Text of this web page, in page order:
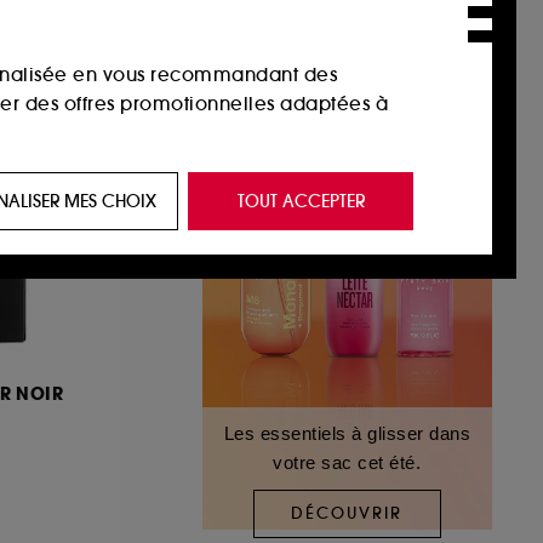
NOIR
Les essentiels à glisser dans
votre sac cet été.
DÉCOUVRIR
en vous recommandant des
des offres promotionnelles adaptées à
vous plaire via des publicités, y compris
navigation sur notre site afin d’en
fraudes aux moyens de paiement et les
du site, tel que les cookies
d’accéder à votre compte lors
TOUT ACCEPTER
MES CHOIX